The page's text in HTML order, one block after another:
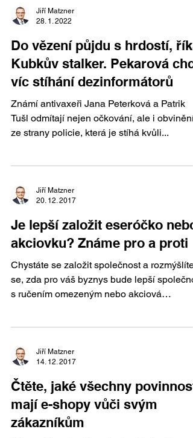
Jiří Matzner
28. 1. 2022
Do vězení půjdu s hrdostí, říká
Kubkův stalker. Pekarová
víc stíhání dezinformátorů
Známí antivaxeři Jana Peterková a Patrik
Tušl odmítají nejen očkování, ale i obvinění
ze strany policie, která je stíhá kvůli...
Jiří Matzner
20. 12. 2017
Je lepší založit eseróčko nebo
akciovku? Známe pro a proti
Chystáte se založit společnost a rozmýšlíte
se, zda pro váš byznys bude lepší společnost
s ručením omezeným nebo akciová
Jiří Matzner
14. 12. 2017
Čtěte, jaké všechny povinnosti
mají e-shopy vůči svým
zákazníkům